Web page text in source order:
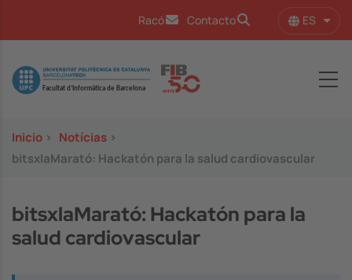
Racó Contacto ES
Image
Inicio > Notícias >
bitsxlaMarató: Hackatón para la salud cardiovascular
bitsxlaMarató: Hackatón para la
salud cardiovascular